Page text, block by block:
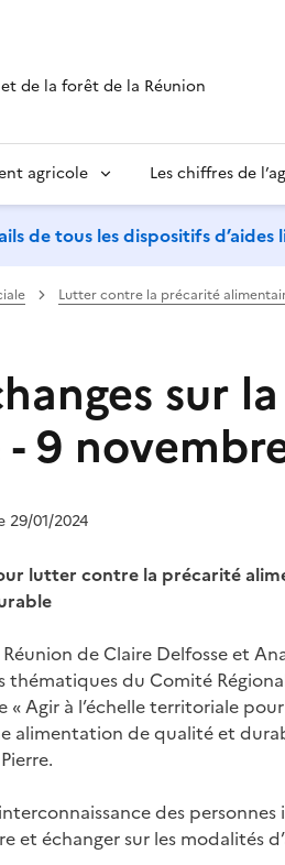
de la forêt de la Réunion
agricole Les chiffres de
de tous les dispositifs d’aides
Lutter contre la précarité
sur
9
29/01/2024
lutter contre la précarité
de Claire Delfosse et
thématiques du Comité
« Agir à l’échelle territoriale
alimentation de qualité et
des
et échanger sur les modalités